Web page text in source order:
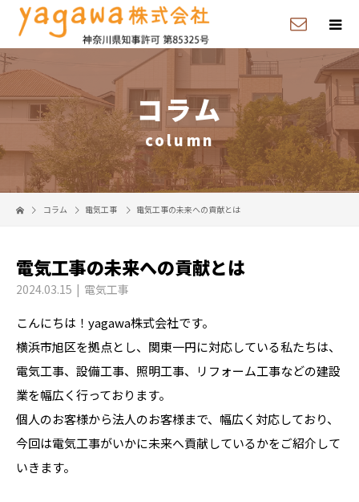
コラム
column
コラム 電気工事 電気工事の未来への貢献とは
電気工事の未来への貢献とは
2024.03.15 電気工事
こんにちは！yagawa株式会社です。
横浜市旭区を拠点とし、関東一円に対応している私たちは、
電気工事、設備工事、照明工事、リフォーム工事などの建設
業を幅広く行っております。
個人のお客様から法人のお客様まで、幅広く対応しており、
今回は電気工事がいかに未来へ貢献しているかをご紹介して
いきます。